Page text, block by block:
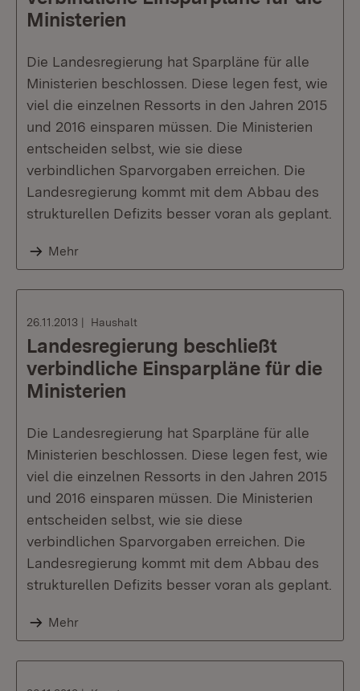
Ministerien
Die Landesregierung hat Sparpläne für alle
Ministerien beschlossen. Diese legen fest, wie
viel die einzelnen Ressorts in den Jahren 2015
und 2016 einsparen müssen. Die Ministerien
entscheiden selbst, wie sie diese
verbindlichen Sparvorgaben erreichen. Die
Landesregierung kommt mit dem Abbau des
strukturellen Defizits besser voran als geplant.
Mehr
26.11.2013 Haushalt
Landesregierung beschließt
verbindliche Einsparpläne für die
Ministerien
Die Landesregierung hat Sparpläne für alle
Ministerien beschlossen. Diese legen fest, wie
viel die einzelnen Ressorts in den Jahren 2015
und 2016 einsparen müssen. Die Ministerien
entscheiden selbst, wie sie diese
verbindlichen Sparvorgaben erreichen. Die
Landesregierung kommt mit dem Abbau des
strukturellen Defizits besser voran als geplant.
Mehr